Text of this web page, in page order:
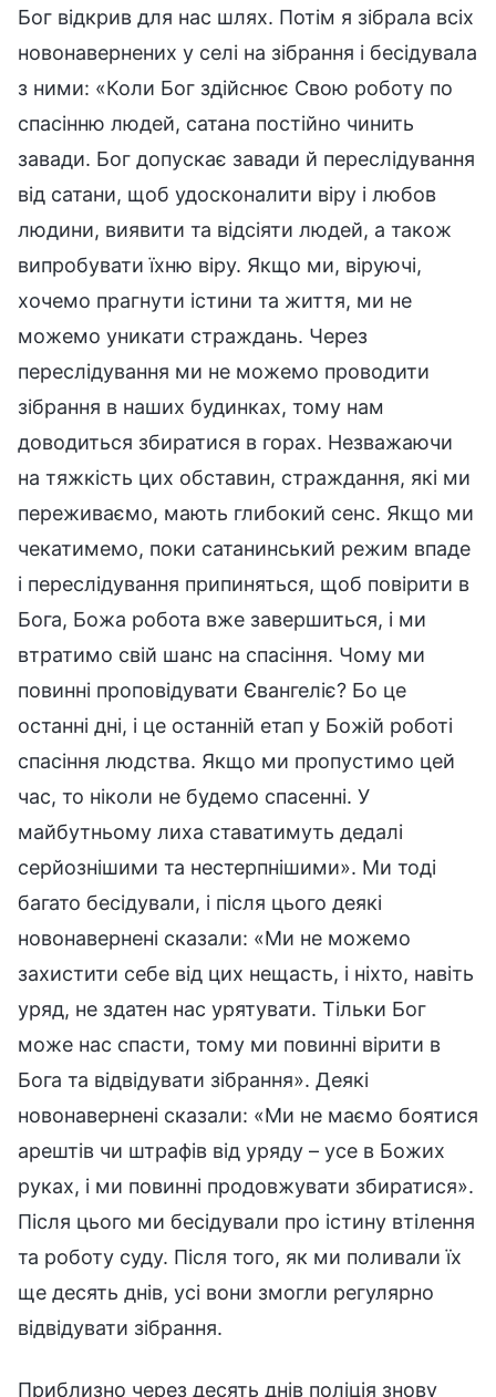
Бог відкрив для нас шлях. Потім я зібрала всіх
новонавернених у селі на зібрання і бесідувала
з ними: «Коли Бог здійснює Свою роботу по
спасінню людей, сатана постійно чинить
завади. Бог допускає завади й переслідування
від сатани, щоб удосконалити віру і любов
людини, виявити та відсіяти людей, а також
випробувати їхню віру. Якщо ми, віруючі,
хочемо прагнути істини та життя, ми не
можемо уникати страждань. Через
переслідування ми не можемо проводити
зібрання в наших будинках, тому нам
доводиться збиратися в горах. Незважаючи
на тяжкість цих обставин, страждання, які ми
переживаємо, мають глибокий сенс. Якщо ми
чекатимемо, поки сатанинський режим впаде
і переслідування припиняться, щоб повірити в
Бога, Божа робота вже завершиться, і ми
втратимо свій шанс на спасіння. Чому ми
повинні проповідувати Євангеліє? Бо це
останні дні, і це останній етап у Божій роботі
спасіння людства. Якщо ми пропустимо цей
час, то ніколи не будемо спасенні. У
майбутньому лиха ставатимуть дедалі
серйознішими та нестерпнішими». Ми тоді
багато бесідували, і після цього деякі
новонавернені сказали: «Ми не можемо
захистити себе від цих нещасть, і ніхто, навіть
уряд, не здатен нас урятувати. Тільки Бог
може нас спасти, тому ми повинні вірити в
Бога та відвідувати зібрання». Деякі
новонавернені сказали: «Ми не маємо боятися
арештів чи штрафів від уряду – усе в Божих
руках, і ми повинні продовжувати збиратися».
Після цього ми бесідували про істину втілення
та роботу суду. Після того, як ми поливали їх
ще десять днів, усі вони змогли регулярно
відвідувати зібрання.
Приблизно через десять днів поліція знову